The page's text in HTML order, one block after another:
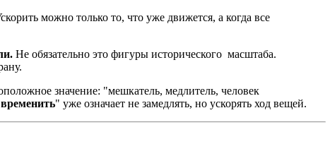
можно только то, что уже движется, а когда все
Не обязательно это фигуры исторического масштаба.
значение: "мешкатель, медлитель, человек
временить" уже означает не замедлять, но ускорять ход вещей.